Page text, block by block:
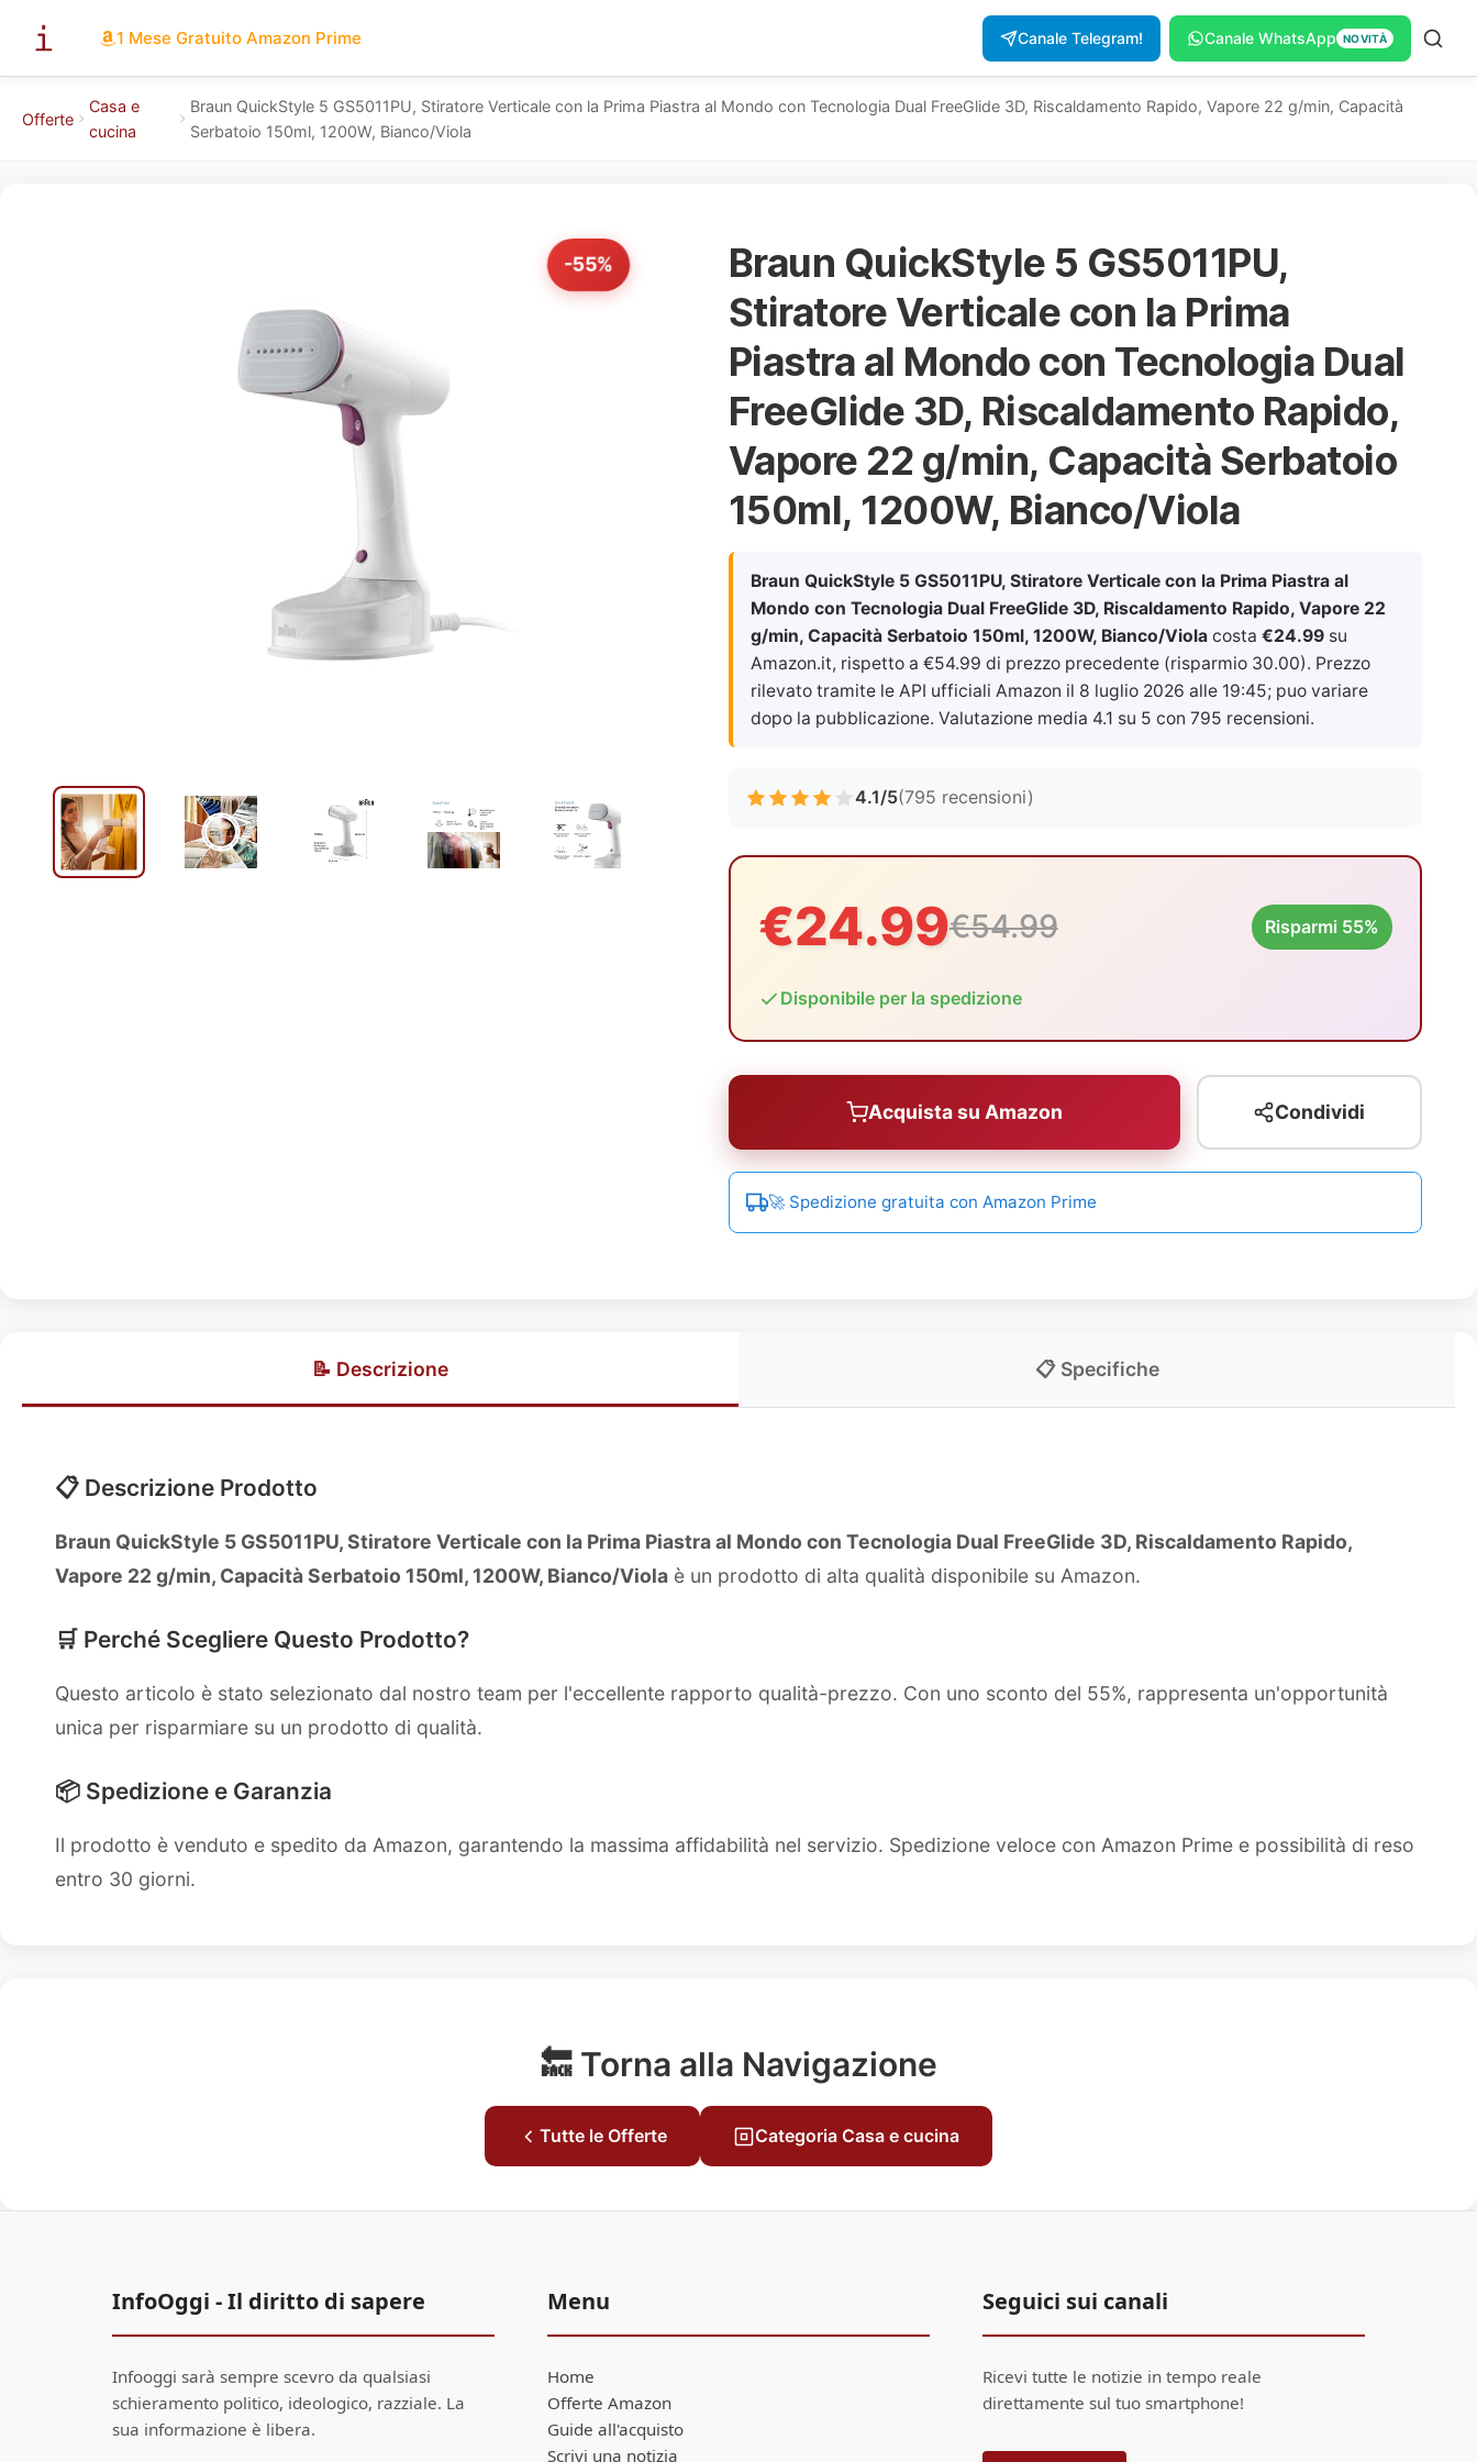
1 Mese Gratuito Amazon Prime Canale Telegram! Canale WhatsApp NOVITÀ
Offerte
Casa e
cucina
Braun QuickStyle 5 GS5011PU, Stiratore Verticale con la Prima Piastra al Mondo con Tecnologia Dual FreeGlide 3D, Riscaldamento Rapido, Vapore 22 g/min, Capacità
Serbatoio 150ml, 1200W, Bianco/Viola
-55%
Braun QuickStyle 5 GS5011PU,
Stiratore Verticale con la Prima
Piastra al Mondo con Tecnologia Dual
FreeGlide 3D, Riscaldamento Rapido,
Vapore 22 g/min, Capacità Serbatoio
150ml, 1200W, Bianco/Viola
Braun QuickStyle 5 GS5011PU, Stiratore Verticale con la Prima Piastra al
Mondo con Tecnologia Dual FreeGlide 3D, Riscaldamento Rapido, Vapore 22
g/min, Capacità Serbatoio 150ml, 1200W, Bianco/Violacosta €24.99su
Amazon.it, rispetto a €54.99 di prezzo precedente (risparmio 30.00). Prezzo
rilevato tramite le API ufficiali Amazon il 8 luglio 2026 alle 19:45; puo variare
dopo la pubblicazione. Valutazione media 4.1 su 5 con 795 recensioni.
4.1/5(795 recensioni)
€24.99€54.99 Risparmi 55%
Disponibile per la spedizione
Acquista su Amazon Condividi
🚀 Spedizione gratuita con Amazon Prime
📝 Descrizione 📋 Specifiche
📋 Descrizione Prodotto
Braun QuickStyle 5 GS5011PU, Stiratore Verticale con la Prima Piastra al Mondo con Tecnologia Dual FreeGlide 3D, Riscaldamento Rapido,
Vapore 22 g/min, Capacità Serbatoio 150ml, 1200W, Bianco/Viola è un prodotto di alta qualità disponibile su Amazon.
🛒 Perché Scegliere Questo Prodotto?
Questo articolo è stato selezionato dal nostro team per l'eccellente rapporto qualità-prezzo. Con uno sconto del 55%, rappresenta un'opportunità
unica per risparmiare su un prodotto di qualità.
📦 Spedizione e Garanzia
Il prodotto è venduto e spedito da Amazon, garantendo la massima affidabilità nel servizio. Spedizione veloce con Amazon Prime e possibilità di reso
entro 30 giorni.
🔙 Torna alla Navigazione
Tutte le Offerte Categoria Casa e cucina
InfoOggi - Il diritto di sapere
Infooggi sarà sempre scevro da qualsiasi
schieramento politico, ideologico, razziale. La
sua informazione è libera.
Menu
Home
Offerte Amazon
Guide all'acquisto
Scrivi una notizia
Seguici sui canali
Ricevi tutte le notizie in tempo reale
direttamente sul tuo smartphone!